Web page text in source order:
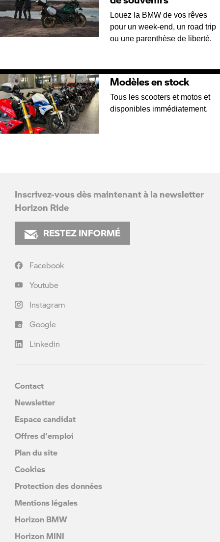
Louez la BMW de vos rêves
pour un week-end, un road trip
ou une parenthèse de liberté.
Modèles en stock
Tous les scooters et motos et
disponibles immédiatement.
Inscrivez-vous dès maintenant à la newsletter
Horizon Ride
RESTEZ INFORMÉ
Facebook
Youtube
Instagram
Google
Linkedin
Contact
Newsletter
Espace candidat
Offres d'emploi
Plan du site
Cookies
Protection des données
Mentions légales
Horizon BMW
Horizon MINI